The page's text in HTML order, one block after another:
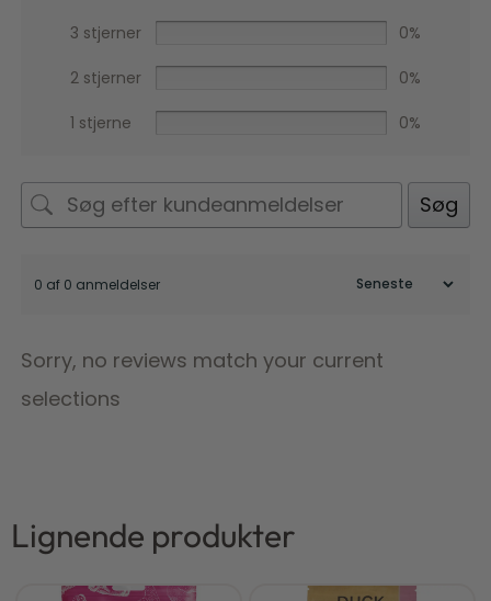
3 stjerner 0%
2 stjerner 0%
1 stjerne 0%
Søg
0 af 0 anmeldelser
Sorry, no reviews match your current
selections
Lignende produkter